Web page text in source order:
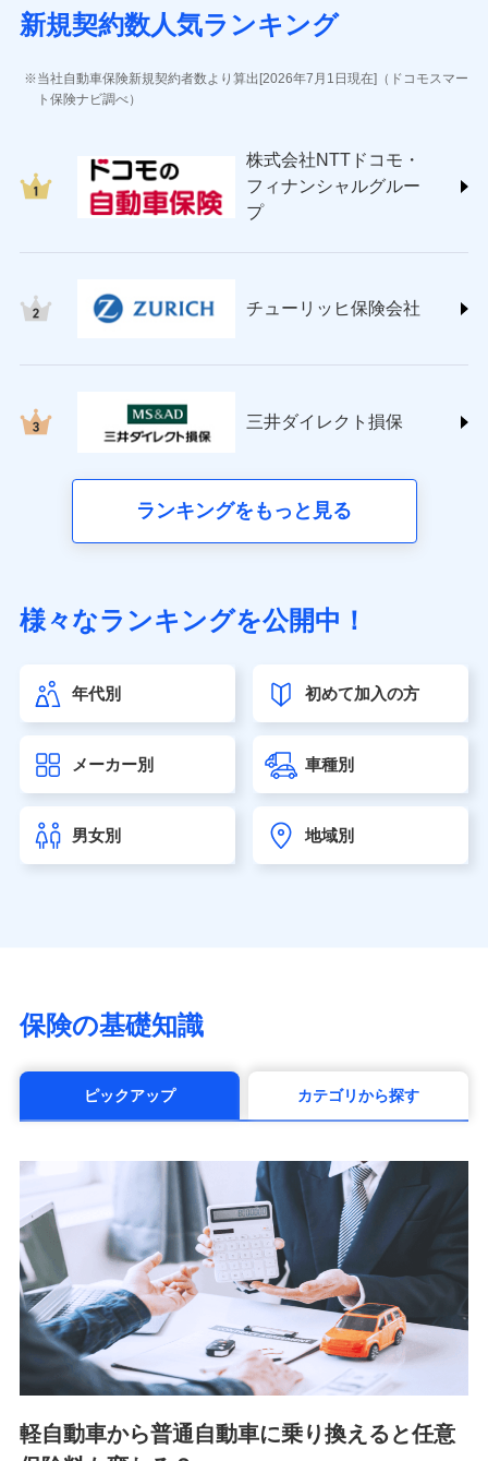
ジェイアイ傷害火災保険株式会社
ソニー損害保険株式会社
(https://www.sonysonpo.co.jp/)
ＳＯＭＰＯダイレクト損害保険株式会社
(https://www.sompo-direct.co.jp/)
チューリッヒ保険会社 (https://www.zurich.co.jp/)
(https://www.nisshinfire.co.jp/)
(https://www.petfamilyins.co.jp/)
ins.com/)
三井ダイレクト損害保険株式会社
（https://www.sonylife.co.jp）
第一ネオ生命保険株式会社（https://neofirst.co.jp/）
大樹生命保険株式会社（https://www.taiju-life.co.jp）
seimei.co.jp）
チューリッヒ生命保険株式会社
東京海上日動あんしん生命保険株式会社
（https://www.tmn-anshin.co.jp/）
マニュライフ生命保険株式会社
（https://www.manulife.co.jp/）
（https://www.msa-life.co.jp/）
メットライフ生命株式会社(https://www.metlife.co.jp/)
■少額短期保険
株式会社アシロ少額短期保険 (https://kailash.co.jp/)
SBIいきいき少額短期保険会社 (https://www.i-
sedai.com/)
SBIペット少額短期保険株式会社 (https://www.sbipet-
ssi.co.jp/)
SBIリスタ少額短期保険会社
(https://www.jishin.co.jp/)
スマートプラス少額短期保険株式会社
チューリッヒ少額短期保険株式会社
新規契約数人気ランキング
当社自動車保険新規契約者数より算出[2026年7月1日現在]（ドコモスマー
ト保険ナビ調べ）
株式会社NTTドコモ・
フィナンシャルグルー
プ
チューリッヒ保険会社
三井ダイレクト損保
ランキングをもっと見る
様々なランキングを公開中！
年代別 初めて加入の方
メーカー別 車種別
男女別 地域別
保険の基礎知識
ピックアップ カテゴリから探す
軽自動車から普通自動車に乗り換えると任意